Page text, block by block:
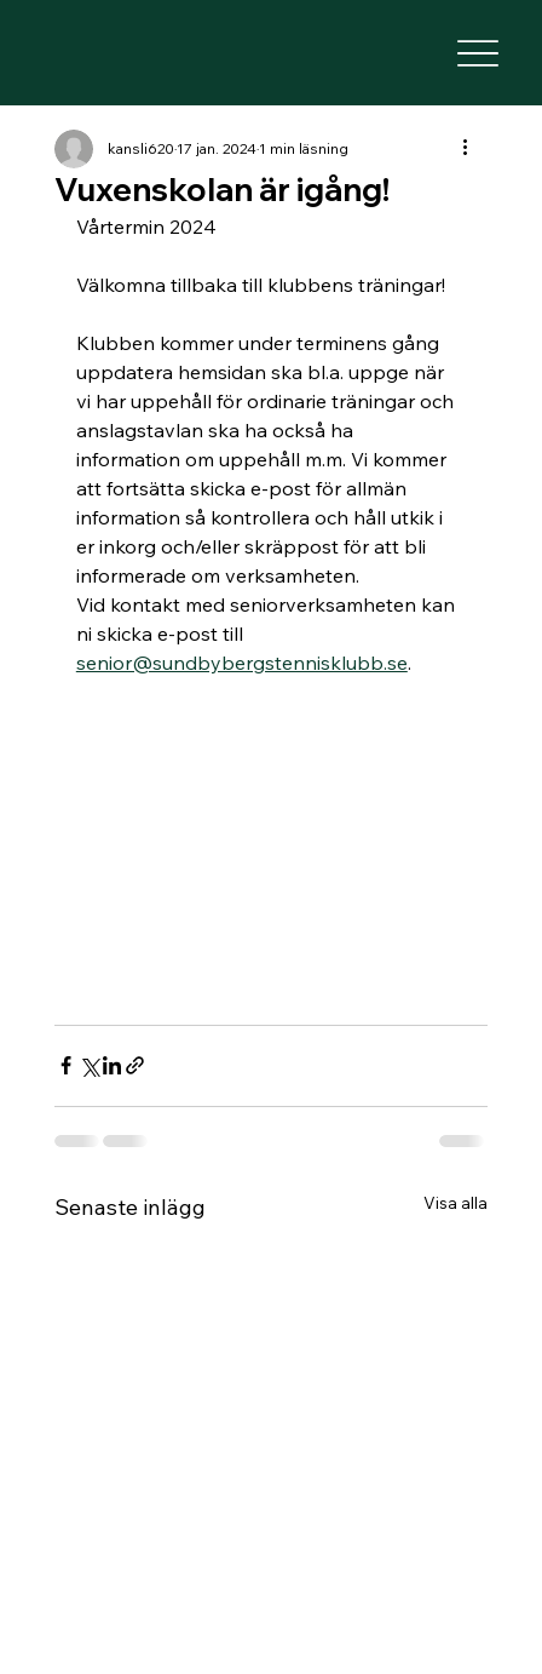
Vuxenskolan är igång!
kansli62017 jan. 20241 min läsning
Vårtermin 2024
Välkomna tillbaka till klubbens träningar!
Klubben kommer under terminens gång
uppdatera hemsidan ska bl.a. uppge när
vi har uppehåll för ordinarie träningar och
anslagstavlan ska ha också ha
information om uppehåll m.m. Vi kommer
att fortsätta skicka e-post för allmän
information så kontrollera och håll utkik i
er inkorg och/eller skräppost för att bli
informerade om verksamheten.
Vid kontakt med seniorverksamheten kan
ni skicka e-post till
senior@sundbybergstennisklubb.se.
Senaste inlägg Visa alla